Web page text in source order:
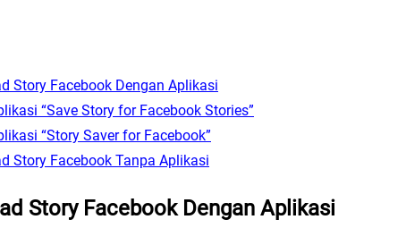
Story Facebook Dengan Aplikasi
“Save Story for Facebook Stories”
“Story Saver for Facebook”
Story Facebook Tanpa Aplikasi
Story FacebookDengan Aplikasi